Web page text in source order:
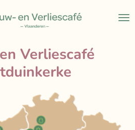
Verliescafé